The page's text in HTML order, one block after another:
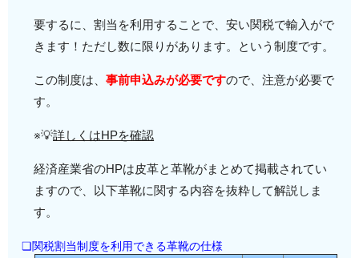
要するに、割当を利用することで、安い関税で輸入がで
きます！ただし数に限りがあります。という制度です。
この制度は、事前申込みが必要ですので、注意が必要で
す。
※💡詳しくはHPを確認
経済産業省のHPは皮革と革靴がまとめて掲載されてい
ますので、以下革靴に関する内容を抜粋して解説しま
す。
❏関税割当制度を利用できる革靴の仕様